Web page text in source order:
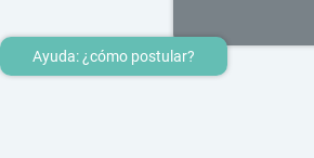
Ayuda: ¿cómo postular?